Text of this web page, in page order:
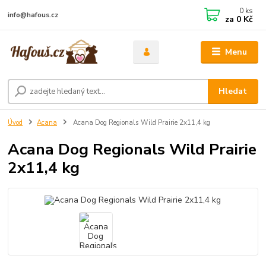
Menu
Hledat
info@hafous.cz 0 ks
za 0 Kč
Úvod Acana Acana Dog Regionals Wild Prairie 2x11,4 kg
Acana Dog Regionals Wild Prairie
2x11,4 kg